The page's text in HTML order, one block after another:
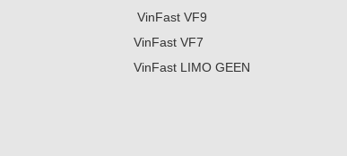
VinFast VF9
VinFast VF7
VinFast LIMO GEEN